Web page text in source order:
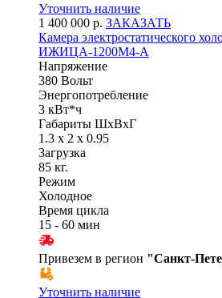
Уточнить наличие
1 400 000 р. ЗАКАЗАТЬ
Камера электростатического
ИЖИЦА-1200М4-А
Напряжение
380 Вольт
Энергопотребление
3 кВт*ч
Габариты ШхВхГ
1.3 x 2 x 0.95
Загрузка
85 кг.
Режим
Холодное
Время цикла
15 - 60 мин
Привезем в регион "Санкт-
Уточнить наличие